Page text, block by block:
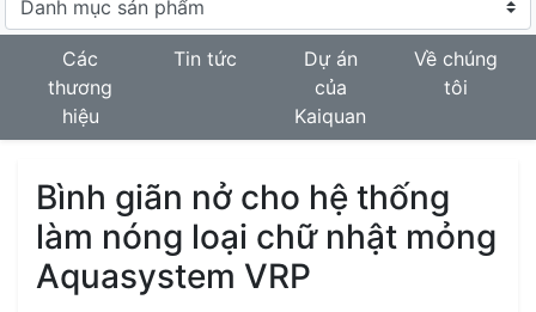
Các
thương
hiệu
Tin tức
Dự án
của
Kaiquan
Về chúng
tôi
Bình giãn nở cho hệ thống
làm nóng loại chữ nhật mỏng
Aquasystem VRP